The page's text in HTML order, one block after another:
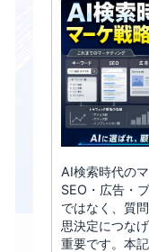
AI検索時代の
SEO・広告・
ではなく、質
思決定につな
重要です。本